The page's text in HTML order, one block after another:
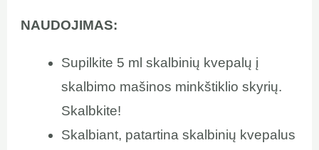
NAUDOJIMAS:
Supilkite 5 ml skalbinių kvepalų į
skalbimo mašinos minkštiklio skyrių.
Skalbkite!
Skalbiant, patartina skalbinių kvepalus